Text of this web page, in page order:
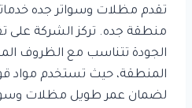
تقدم مظلات وسواتر جده
منطقة جده. تركز الشركة على
الجودة تتناسب مع الظروف
المنطقة، حيث تستخدم مواد
لضمان عمر طويل مظلات